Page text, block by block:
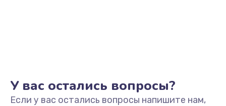
У вас остались вопросы?
Если у вас остались вопросы напишите нам,